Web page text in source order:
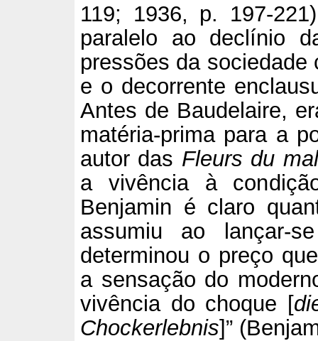
119; 1936, p. 197-
paralelo ao declínio
pressões da
e o decorrente
Antes de Baudelaire,
matéria-prima para a
autor das Fleurs du mal
a vivência à
Benjamin é claro
assumiu ao lançar-
determinou o preço
a sensação do
vivência do choque [
Chockerlebnis]”